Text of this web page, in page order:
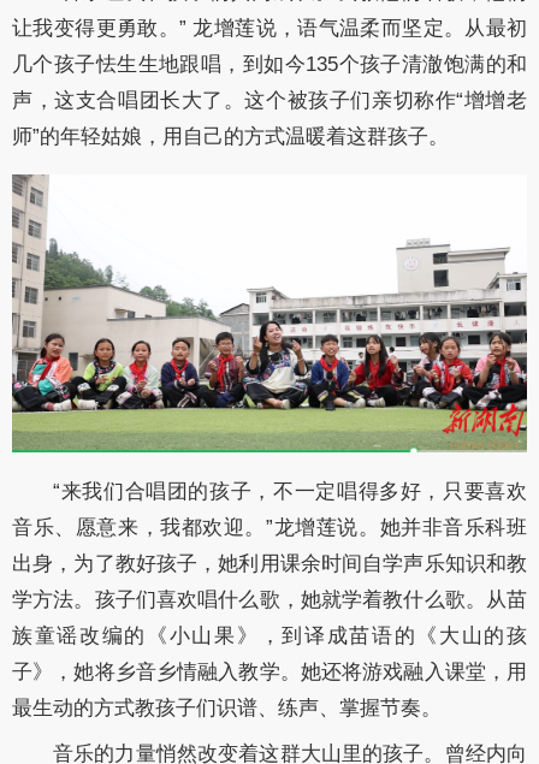
让我变得更勇敢。” 龙增莲说，语气温柔而坚定。 从最初
几个孩子怯生生地跟唱，到如今135个孩子清澈饱满的和
声，这支合唱团长大了。这个被孩子们亲切称作“增增老
师”的年轻姑娘，用自己的方式温暖着这群孩子。
“来我们合唱团的孩子，不一定唱得多好，只要喜欢
音乐、愿意来，我都欢迎。”龙增莲说。她并非音乐科班
出身，为了教好孩子，她利用课余时间自学声乐知识和教
学方法。孩子们喜欢唱什么歌，她就学着教什么歌。从苗
族童谣改编的《小山果》，到译成苗语的《大山的孩
子》，她将乡音乡情融入教学。她还将游戏融入课堂，用
最生动的方式教孩子们识谱、练声、掌握节奏。
音乐的力量悄然改变着这群大山里的孩子。曾经内向